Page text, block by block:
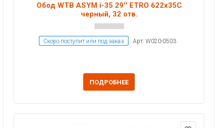
Обод WTB ASYM i-35 29'' ETRO 622x35C
черный, 32 отв.
Скоро поступит или под заказ Арт: W020-0503
ПОДРОБНЕЕ